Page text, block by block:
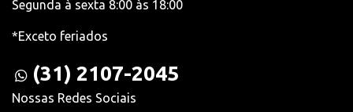
Segunda à sexta 8:00 às 18:00
*Exceto feriados
(31) 2107-2045
Nossas Redes Sociais